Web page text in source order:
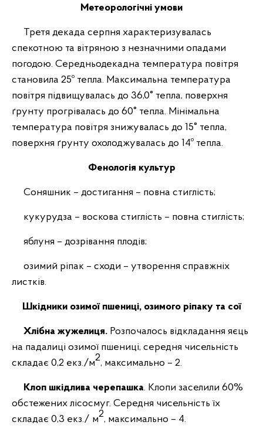
Метеорологічні умови
Третя декада серпня характеризувалась
спекотною та вітряною з незначними опадами
погодою. Середньодекадна температура повітря
становила 25º тепла. Максимальна температура
повітря підвищувалась до 36,0° тепла, поверхня
ґрунту прогрівалась до 60° тепла. Мінімальна
температура повітря знижувалась до 15° тепла,
поверхня ґрунту охолоджувалась до 14º тепла.
Фенологія культур
Соняшник – достигання – повна стиглість;
кукурудза – воскова стиглість – повна стиглість;
яблуня – дозрівання плодів;
озимий ріпак – сходи – утворення справжніх
листків.
Шкідники озимої пшениці, озимого ріпаку та сої
Хлібна жужелиця. Розпочалось відкладання яєць
на падалиці озимої пшениці, середня чисельність
складає 0,2 екз./м2, максимально – 2.
Клоп шкідлива черепашка. Клопи заселили 60%
обстежених лісосмуг. Середня чисельність їх
складає 0,3 екз./ м2, максимально – 4.